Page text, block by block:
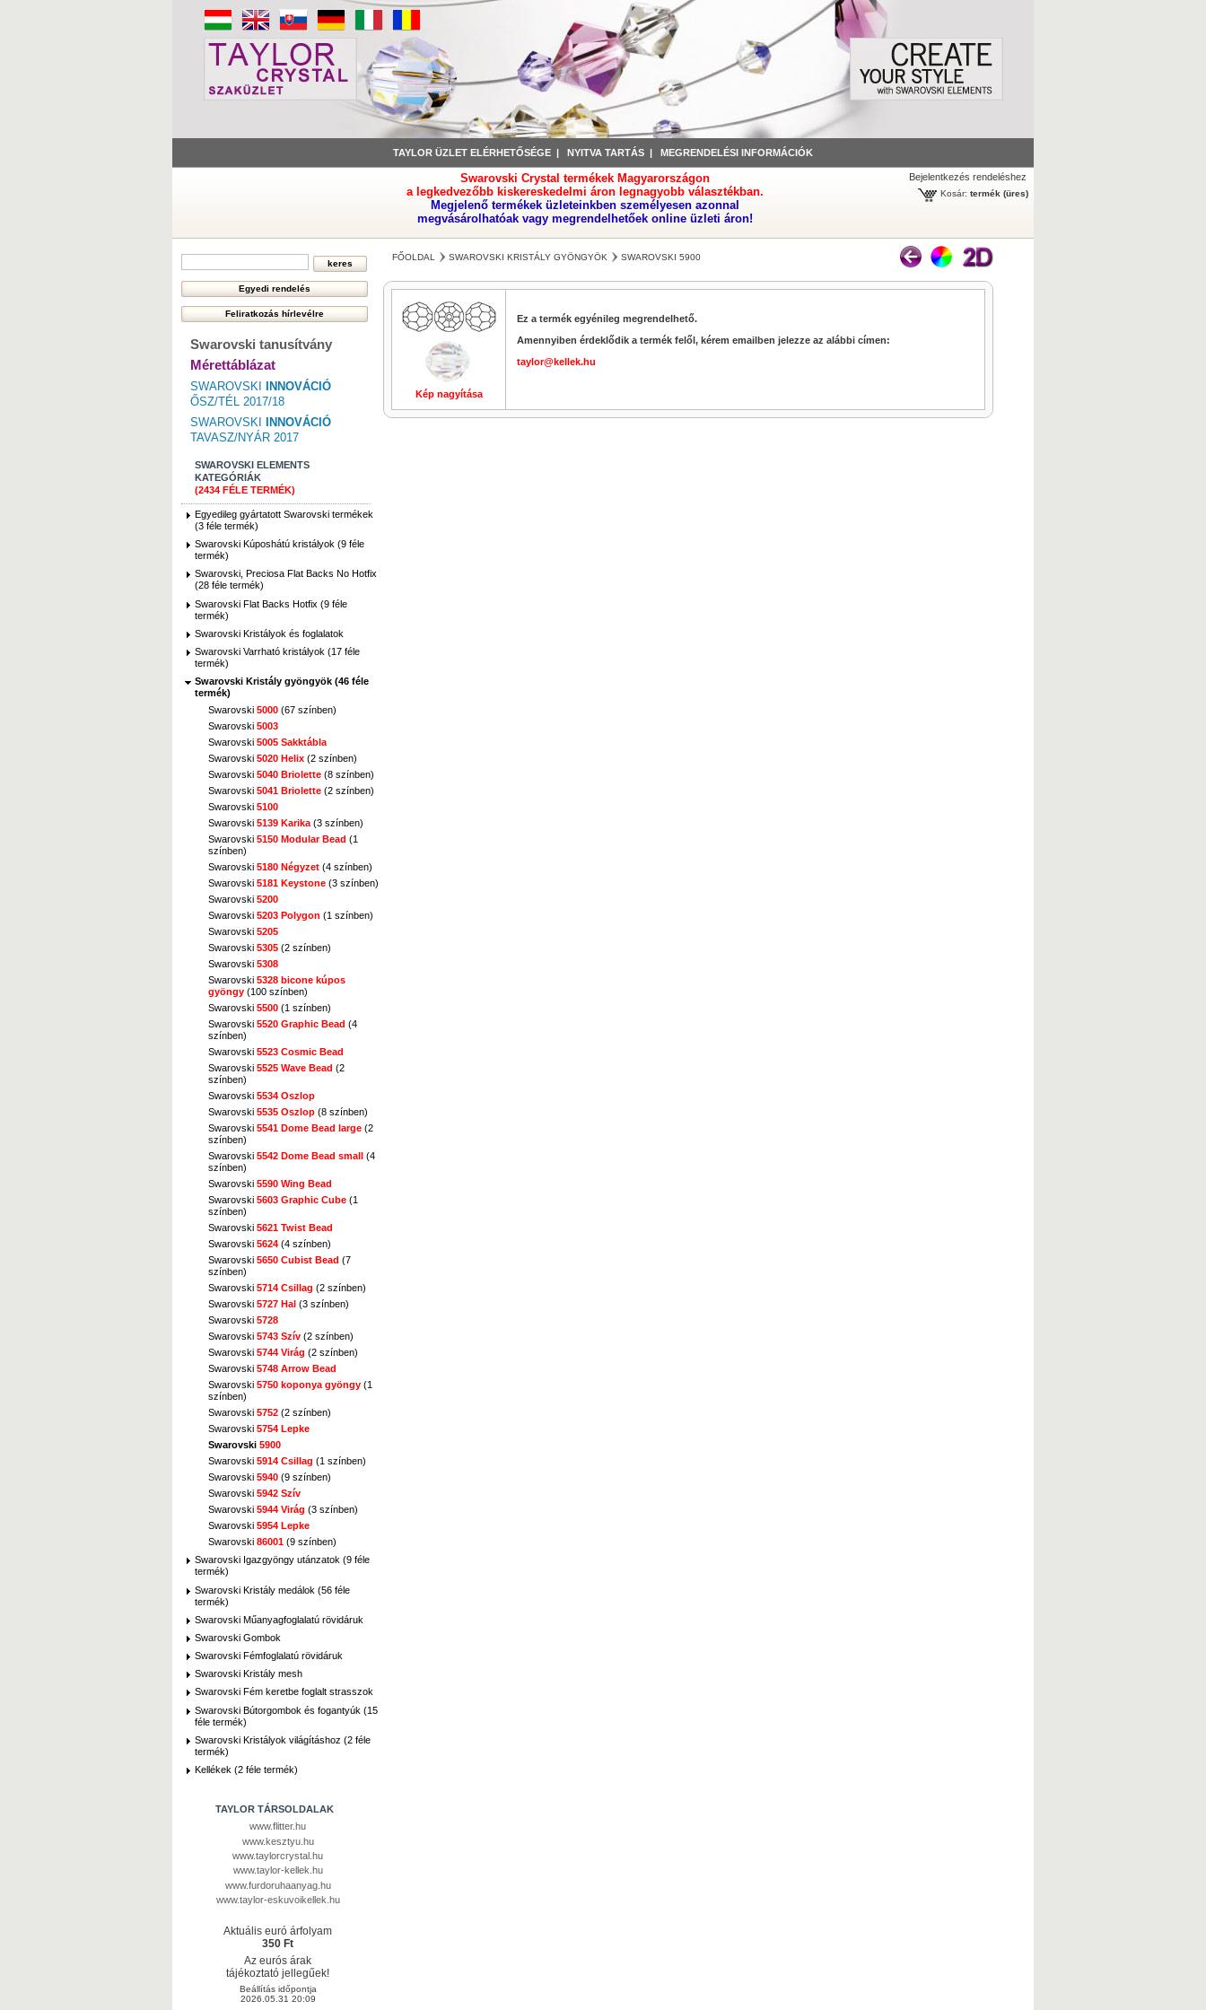
TAYLOR ÜZLET ELÉRHETŐSÉGE | NYITVA TARTÁS | MEGRENDELÉSI INFORMÁCIÓK
Swarovski Crystal termékek Magyarországon
a legkedvezőbb kiskereskedelmi áron legnagyobb választékban.
Megjelenő termékek üzleteinkben személyesen azonnal
megvásárolhatóak vagy megrendelhetőek online üzleti áron!
Bejelentkezés rendeléshez
Kosár: termék (üres)
Swarovski tanusítvány
Mérettáblázat
SWAROVSKI
INNOVÁCIÓ
ŐSZ/TÉL 2017/18
SWAROVSKI
INNOVÁCIÓ
TAVASZ/NYÁR 2017
SWAROVSKI ELEMENTS
KATEGÓRIÁK
(2434 FÉLE TERMÉK)
Egyedileg gyártatott Swarovski termékek
(3 féle termék)
Swarovski Kúposhátú kristályok (9 féle
termék)
Swarovski, Preciosa Flat Backs No Hotfix
(28 féle termék)
Swarovski Flat Backs Hotfix (9 féle
termék)
Swarovski Kristályok és foglalatok
Swarovski Varrható kristályok (17 féle
termék)
Swarovski Kristály gyöngyök (46 féle
termék)
Swarovski 5000 (67 színben)
Swarovski 5003
Swarovski 5005 Sakktábla
Swarovski 5020 Helix (2 színben)
Swarovski 5040 Briolette (8 színben)
Swarovski 5041 Briolette (2 színben)
Swarovski 5100
Swarovski 5139 Karika (3 színben)
Swarovski 5150 Modular Bead (1
színben)
Swarovski 5180 Négyzet (4 színben)
Swarovski 5181 Keystone (3 színben)
Swarovski 5200
Swarovski 5203 Polygon (1 színben)
Swarovski 5205
Swarovski 5305 (2 színben)
Swarovski 5308
Swarovski 5328 bicone kúpos
gyöngy (100 színben)
Swarovski 5500 (1 színben)
Swarovski 5520 Graphic Bead (4
színben)
Swarovski 5523 Cosmic Bead
Swarovski 5525 Wave Bead (2
színben)
Swarovski 5534 Oszlop
Swarovski 5535 Oszlop (8 színben)
Swarovski 5541 Dome Bead large (2
színben)
Swarovski 5542 Dome Bead small (4
színben)
Swarovski 5590 Wing Bead
Swarovski 5603 Graphic Cube (1
színben)
Swarovski 5621 Twist Bead
Swarovski 5624 (4 színben)
Swarovski 5650 Cubist Bead (7
színben)
Swarovski 5714 Csillag (2 színben)
Swarovski 5727 Hal (3 színben)
Swarovski 5728
Swarovski 5743 Szív (2 színben)
Swarovski 5744 Virág (2 színben)
Swarovski 5748 Arrow Bead
Swarovski 5750 koponya gyöngy (1
színben)
Swarovski 5752 (2 színben)
Swarovski 5754 Lepke
Swarovski 5900
Swarovski 5914 Csillag (1 színben)
Swarovski 5940 (9 színben)
Swarovski 5942 Szív
Swarovski 5944 Virág (3 színben)
Swarovski 5954 Lepke
Swarovski 86001 (9 színben)
Swarovski Igazgyöngy utánzatok (9 féle
termék)
Swarovski Kristály medálok (56 féle
termék)
Swarovski Műanyagfoglalatú rövidáruk
Swarovski Gombok
Swarovski Fémfoglalatú rövidáruk
Swarovski Kristály mesh
Swarovski Fém keretbe foglalt strasszok
Swarovski Bútorgombok és fogantyúk (15
féle termék)
Swarovski Kristályok világításhoz (2 féle
termék)
Kellékek (2 féle termék)
TAYLOR TÁRSOLDALAK
www.flitter.hu
www.kesztyu.hu
www.taylorcrystal.hu
www.taylor-kellek.hu
www.furdoruhaanyag.hu
www.taylor-eskuvoikellek.hu
Aktuális euró árfolyam
350 Ft
Az eurós árak
tájékoztató jellegűek!
Beállítás időpontja
2026.05.31 20:09
FŐOLDAL SWAROVSKI KRISTÁLY GYÖNGYÖK SWAROVSKI 5900
Kép nagyítása
Ez a termék egyénileg megrendelhető.
Amennyiben érdeklődik a termék felől, kérem emailben jelezze az alábbi címen:
taylor@kellek.hu